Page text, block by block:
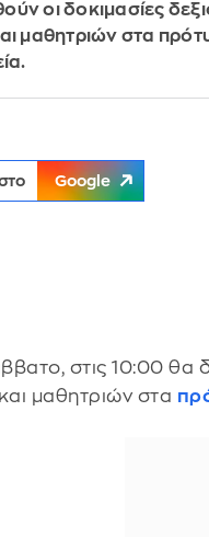
οι δοκιμασίες
μαθητριών στα
Google
στις 10:00 θα
μαθητριών στα